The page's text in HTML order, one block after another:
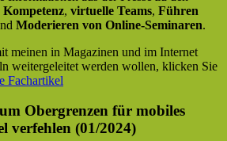
, virtuelle Teams, Führen
Moderieren von Online-Seminaren.
meinen in Magazinen und im Internet
weitergeleitet werden wollen, klicken Sie
Fachartikel
Obergrenzen für mobiles
verfehlen (01/2024)